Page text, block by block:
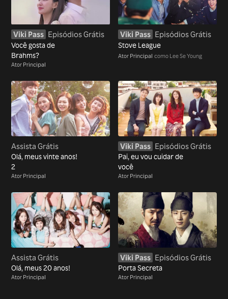
Viki Pass Episódios Grátis
Você gosta de
Brahms?
Ator Principal
Viki Pass Episódios Grátis
Stove League
Ator Principal como Lee Se Young
Assista Grátis
Olá, meus vinte anos!
2
Ator Principal
Viki Pass Episódios Grátis
Pai, eu vou cuidar de
você
Ator Principal
Assista Grátis
Olá, meus 20 anos!
Ator Principal
Viki Pass Episódios Grátis
Porta Secreta
Ator Principal